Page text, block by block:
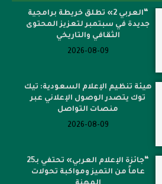
“العربي 2» تطلق خريطة برامجية
جديدة في سبتمبر لتعزيز المحتوى
الثقافي والتاريخي
2026-08-09
هيئة تنظيم الإعلام السعودية: تيك
توك يتصدر الوصول الإعلاني عبر
منصات التواصل
2026-08-09
“جائزة الإعلام العربي» تحتفي بـ25
عاماً من التميز ومواكبة تحولات